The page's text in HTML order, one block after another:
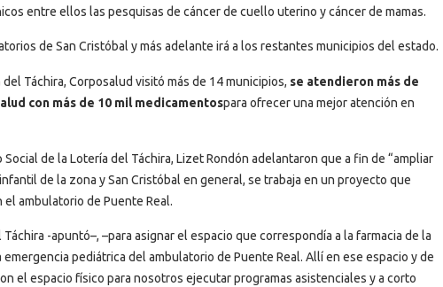
entre ellos las pesquisas de cáncer de cuello uterino y cáncer de mamas.
de San Cristóbal y más adelante irá a los restantes municipios del estado.
Táchira, Corposalud visitó más de 14 municipios, se atendieron más de
con más de 10 mil medicamentospara ofrecer una mejor atención en
de la Lotería del Táchira, Lizet Rondón adelantaron que a fin de “ampliar
de la zona y San Cristóbal en general, se trabaja en un proyecto que
ambulatorio de Puente Real.
-apuntó–, –para asignar el espacio que correspondía a la farmacia de la
pediátrica del ambulatorio de Puente Real. Allí en ese espacio y de
el espacio físico para nosotros ejecutar programas asistenciales y a corto